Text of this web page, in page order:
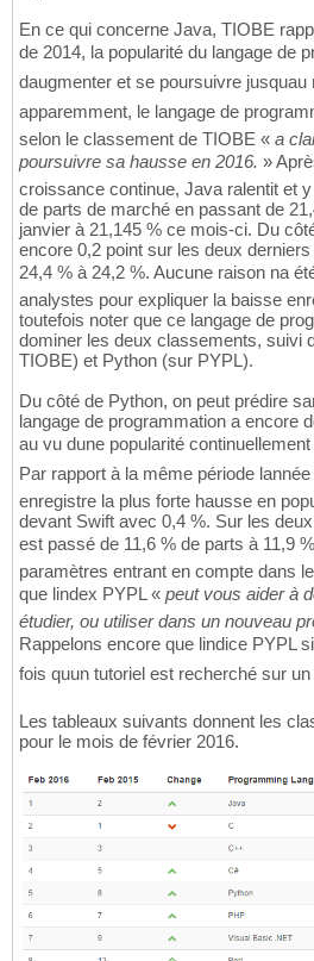
En ce qui concerne Java, TIOBE
de 2014, la popularité du langage de
daugmenter et se poursuivre
apparemment, le langage de
selon le classement de TIOBE « a
poursuivre sa hausse en 2016. »
croissance continue, Java ralentit et
de parts de marché en passant de
janvier à 21,145 % ce mois-ci. Du
encore 0,2 point sur les deux
24,4 % à 24,2 %. Aucune raison na
analystes pour expliquer la baisse
toutefois noter que ce langage de
dominer les deux classements, suivi
TIOBE) et Python (sur PYPL).
Du côté de Python, on peut prédire
langage de programmation a encore
au vu dune popularité
Par rapport à la même période
enregistre la plus forte hausse en
devant Swift avec 0,4 %. Sur les
est passé de 11,6 % de parts à 11,9
paramètres entrant en compte dans
que lindex PYPL « peut vous aider à
étudier, ou utiliser dans un nouveau
Rappelons encore que lindice PYPL
fois quun tutoriel est recherché sur
Les tableaux suivants donnent les
pour le mois de février 2016.